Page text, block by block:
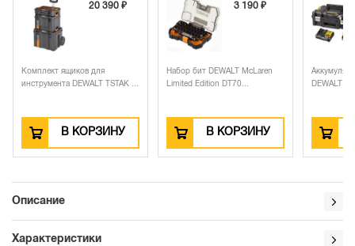
20 390 ₽
Комплект ящиков для
инструмента DEWALT TSTAK ...
В КОРЗИНУ
3 190 ₽
Набор бит DEWALT McLaren
Limited Edition DT70...
В КОРЗИНУ
DEWALT
Описание
Характеристики